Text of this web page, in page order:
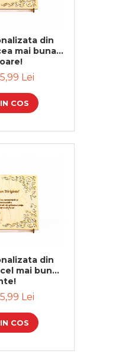
din
mai buna
Lei
COS
din
mai bun
Lei
COS